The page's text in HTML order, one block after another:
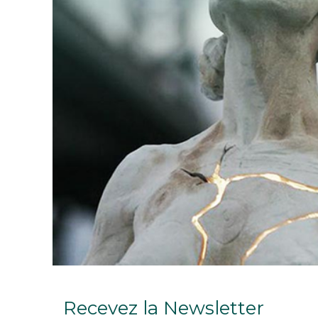
Recevez la Newsletter